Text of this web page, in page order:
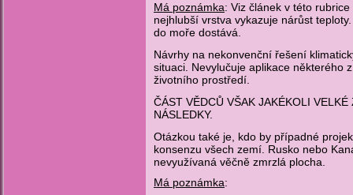
Má poznámka: Viz článek v této rubrice
nejhlubší vrstva vykazuje nárůst
do moře dostává.
Návrhy na nekonvenční řešení
situaci. Nevylučuje aplikace některého
životního prostředí.
ČÁST VĚDCŮ VŠAK JAKÉKOLI
NÁSLEDKY.
Otázkou také je, kdo by případné
konsenzu všech zemí. Rusko nebo
nevyužívaná věčně zmrzlá plocha.
Má poznámka: